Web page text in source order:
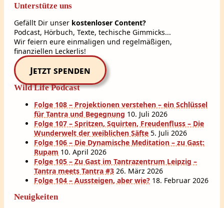
Unterstütze uns
Gefällt Dir unser kostenloser Content?
Podcast, Hörbuch, Texte, techische Gimmicks...
Wir feiern eure einmaligen und regelmäßigen,
finanziellen Leckerlis!
Jetzt spenden
Wild Life Podcast
Folge 108 – Projektionen verstehen – ein Schlüssel
für Tantra und Begegnung 10. Juli 2026
Folge 107 – Spritzen, Squirten, Freudenfluss – Die
Wunderwelt der weiblichen Säfte 5. Juli 2026
Folge 106 – Die Dynamische Meditation – zu Gast:
Rupam 10. April 2026
Folge 105 – Zu Gast im Tantrazentrum Leipzig –
Tantra meets Tantra #3 26. März 2026
Folge 104 – Aussteigen, aber wie? 18. Februar 2026
Neuigkeiten